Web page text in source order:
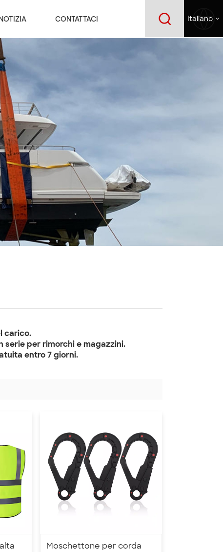
Italiano
CONTATTACI
carico.
per rimorchi e magazzini.
entro 7 giorni.
Moschettone per corda